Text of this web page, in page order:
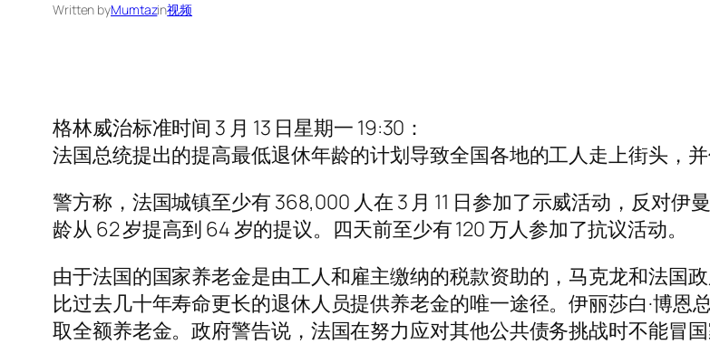
Written byMumtazin视频
格林威治标准时间 3 月 13 日星期一 19:30：
法国总统提出的提高最低退休年龄的计划导致全国各地的工人走上街头，
警方称，法国城镇至少有 368,000 人在 3 月 11 日参加了示威活动，反对伊
龄从 62 岁提高到 64 岁的提议。四天前至少有 120 万人参加了抗议活动。
由于法国的国家养老金是由工人和雇主缴纳的税款资助的，马克龙和法国
比过去几十年寿命更长的退休人员提供养老金的唯一途径。伊丽莎白·博
取全额养老金。政府警告说，法国在努力应对其他公共债务挑战时不能冒国